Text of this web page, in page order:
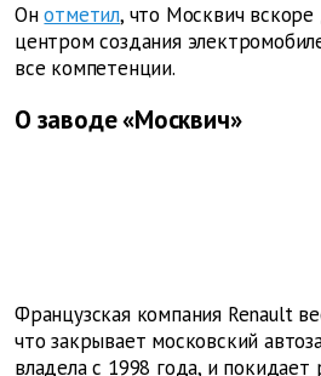
Он отметил, что Москвич
центром создания
все компетенции.
О заводе «Москвич»
Французская компания Renault
что закрывает московский
владела с 1998 года, и покидает